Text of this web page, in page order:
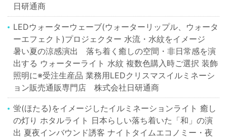
日研通商
LEDウォーターウェーブ(ウォーターリップル、ウォータ
ーエフェクト)プロジェクター 水流・水紋をイメージ
暑い夏の涼感演出 落ち着く癒しの空間・非日常感を演
出する ウォーターライト 水紋 複数色購入時ご選択 装飾
照明に※受注生産品 業務用LEDクリスマスイルミネーシ
ョン販売通販専門店 株式会社日研通商
蛍(ほたる)をイメージしたイルミネーションライト 癒し
の灯り ホタルライト 日本らしい落ち着いた「和」の演
出 夏夜インバウンド誘客 ナイトタイムエコノミー・夜